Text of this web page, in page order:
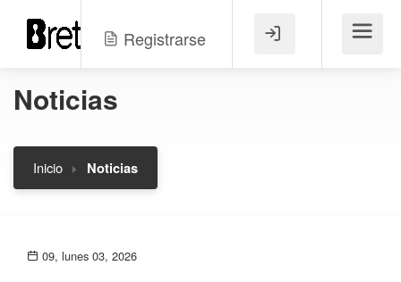
Registrarse Menú
Noticias
Inicio Noticias
09, lunes 03, 2026